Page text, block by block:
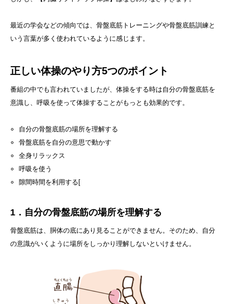
最近の学会などの傾向では、骨盤底筋トレーニングや骨盤底筋訓練と
いう言葉が多く使われているように感じます。
正しい体操のやり方5つのポイント
番組の中でも言われていましたが、体操をする時は自分の骨盤底筋を
意識し、呼吸を使って体操することがもっとも効果的です。
自分の骨盤底筋の場所を理解する
骨盤底筋を自分の意思で動かす
全身リラックス
呼吸を使う
隙間時間を利用する[
1．自分の骨盤底筋の場所を理解する
骨盤底筋は、胴体の底にあり見ることができません。そのため、自分
の意識がいくように場所をしっかり理解しないといけません。